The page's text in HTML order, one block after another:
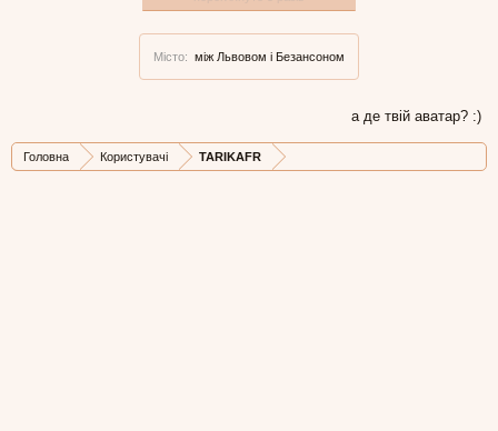
Місто: між Львовом і Безансоном
а де твій аватар? :)
Головна Користувачі TARIKAFR